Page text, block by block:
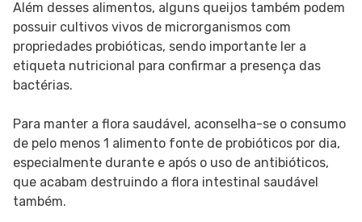
Além desses alimentos, alguns queijos também podem
possuir cultivos vivos de microrganismos com
propriedades probióticas, sendo importante ler a
etiqueta nutricional para confirmar a presença das
bactérias.
Para manter a flora saudável, aconselha-se o consumo
de pelo menos 1 alimento fonte de probióticos por dia,
especialmente durante e após o uso de antibióticos,
que acabam destruindo a flora intestinal saudável
também.